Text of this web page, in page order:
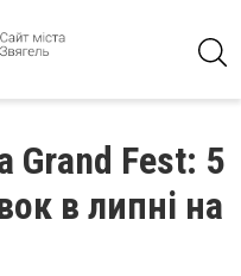
Grand Fest: 5
в липні на